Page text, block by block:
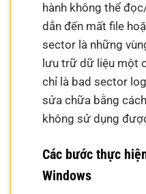
hành không thể
dẫn đến mất file
sector là những
lưu trữ dữ liệu một
chỉ là bad sector
sửa chữa bằng
không sử dụng
Các bước thực
Windows